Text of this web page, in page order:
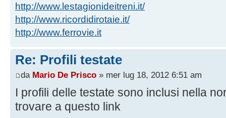
http://www.lestagionideitreni.it/
http://www.ricordidirotaie.it/
http://www.ferrovie.it
Re: Profili testate
da Mario De Prisco » mer lug 18, 2012 6:51 am
I profili delle testate sono inclusi nella
trovare a questo link